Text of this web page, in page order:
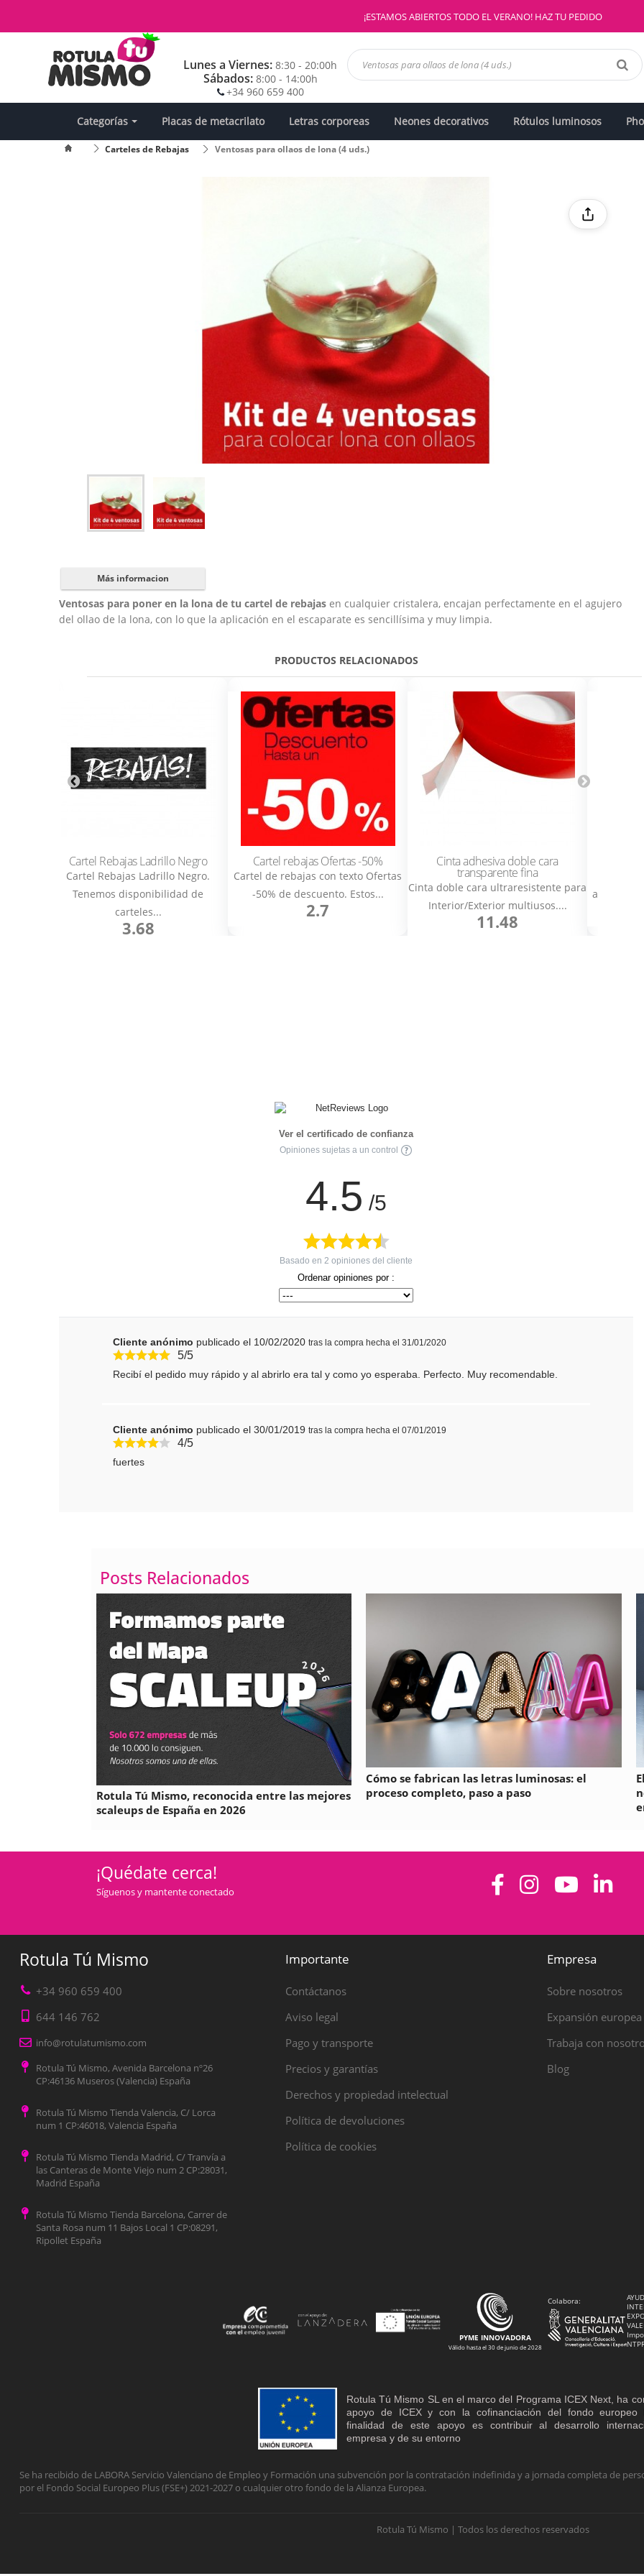
¡ESTAMOS ABIERTOS TODO EL VERANO! HAZ TU PEDIDO
Lunes a Viernes:8:30 - 20:00h
Sábados: 8:00 - 14:00h
+34 960 659 400
Categorías Placas de metacrilato Letras corporeas Neones decorativos Rótulos luminosos
Carteles de Rebajas Ventosas para ollaos de lona (4 uds.)
Cómo poner el texto en varias
Cómo cambiar de
Más informacion
Ventosas para poner en la lona de tu cartel de rebajas en cualquier cristalera, encajan perfectamente en el agujero
del ollao de la lona, con lo que la aplicación en el escaparate es sencillísima y muy limpia.
PRODUCTOS RELACIONADOS
Cartel Rebajas Ladrillo Negro
Cartel Rebajas Ladrillo Negro.
Tenemos disponibilidad de
carteles...
3.68
Cartel rebajas Ofertas -50%
Cartel de rebajas con texto Ofertas
-50% de descuento. Estos...
2.7
Cinta adhesiva doble cara
transparente fina
Cinta doble cara ultraresistente para
Interior/Exterior multiusos....
11.48
atención
Ver el certificado de confianza
Opiniones sujetas a un control
4.5 /5
Basado en 2 opiniones del cliente
Ordenar opiniones por :
Cliente anónimo publicado el 10/02/2020 tras la compra hecha el 31/01/2020
5/5
Recibí el pedido muy rápido y al abrirlo era tal y como yo esperaba. Perfecto. Muy recomendable.
Cliente anónimo publicado el 30/01/2019 tras la compra hecha el 07/01/2019
4/5
fuertes
Posts Relacionados
Rotula Tú Mismo, reconocida entre las mejores
scaleups de España en 2026
Cómo se fabrican las letras luminosas: el
proceso completo, paso a paso
¡Quédate cerca!
Síguenos y mantente conectado
Rotula Tú Mismo
+34 960 659 400
644 146 762
info@rotulatumismo.com
Rotula Tú Mismo, Avenida Barcelona nº26
CP:46136 Museros (Valencia) España
Rotula Tú Mismo Tienda Valencia, C/ Lorca
num 1 CP:46018, Valencia España
Rotula Tú Mismo Tienda Madrid, C/ Tranvía a
las Canteras de Monte Viejo num 2 CP:28031,
Madrid España
Rotula Tú Mismo Tienda Barcelona, Carrer de
Santa Rosa num 11 Bajos Local 1 CP:08291,
Ripollet España
Importante
Contáctanos
Aviso legal
Pago y transporte
Precios y garantías
Derechos y propiedad intelectual
Política de devoluciones
Política de cookies
Empresa
Sobre nosotros
Expansión europea
Trabaja con
Blog
PYME INNOVADORA
Válido hasta el 30 de junio de 2028
Colabora:
Rotula Tú Mismo SL en el marco del Programa ICEX Next, ha
apoyo de ICEX y con la cofinanciación del fondo europeo
finalidad de este apoyo es contribuir al desarrollo
empresa y de su entorno
Se ha recibido de LABORA Servicio Valenciano de Empleo y Formación una subvención por la contratación indefinida y a jornada completa de
por el Fondo Social Europeo Plus (FSE+) 2021-2027 o cualquier otro fondo de la Alianza Europea.
Rotula Tú Mismo | Todos los derechos reservados